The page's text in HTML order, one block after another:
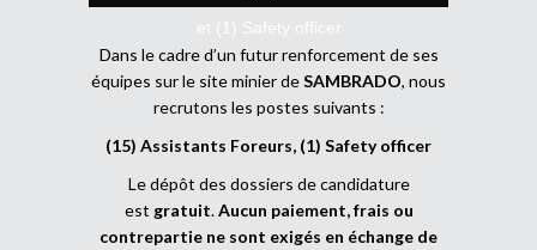
et (1) Safety officer
Dans le cadre d’un futur renforcement de ses
équipes sur le site minier deSAMBRADO, nous
recrutons les postes suivants :
(15) Assistants Foreurs, (1) Safety officer
Le dépôt des dossiers de candidature
est gratuit.Aucun paiement, frais ou
contrepartie ne sont exigés en échange de